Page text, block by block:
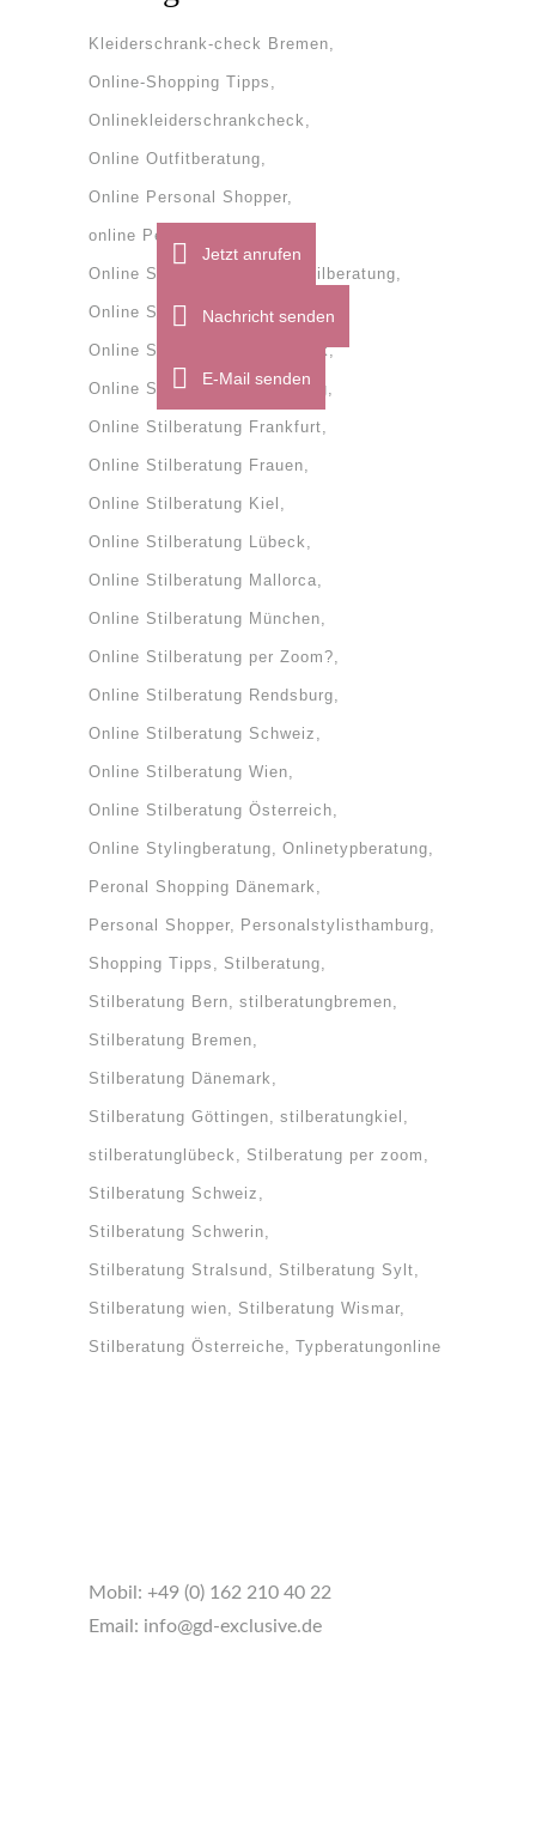
Kleiderschrank-check Bremen
Online-Shopping Tipps
Onlinekleiderschrankcheck
Online Outfitberatung
Online Personal Shopper
online Personal Shopping
Online Stilberatung onlinestilberatung
Online Stilberatung Bremen
Online Stilberatung Dänemark
Online Stilberatung Flensburg
Online Stilberatung Frankfurt
Online Stilberatung Frauen
Online Stilberatung Kiel
Online Stilberatung Lübeck
Online Stilberatung Mallorca
Online Stilberatung München
Online Stilberatung per Zoom?
Online Stilberatung Rendsburg
Online Stilberatung Schweiz
Online Stilberatung Wien
Online Stilberatung Österreich
Online Stylingberatung Onlinetypberatung
Peronal Shopping Dänemark
Personal Shopper Personalstylisthamburg
Shopping Tipps Stilberatung
Stilberatung Bern stilberatungbremen
Stilberatung Bremen
Stilberatung Dänemark
Stilberatung Göttingen stilberatungkiel
stilberatunglübeck Stilberatung per zoom
Stilberatung Schweiz
Stilberatung Schwerin
Stilberatung Stralsund Stilberatung Sylt
Stilberatung wien Stilberatung Wismar
Stilberatung Österreiche Typberatungonline
Mobil: +49 (0) 162 210 40 22
Email: info@gd-exclusive.de
Jetzt anrufen
Nachricht senden
E-Mail senden